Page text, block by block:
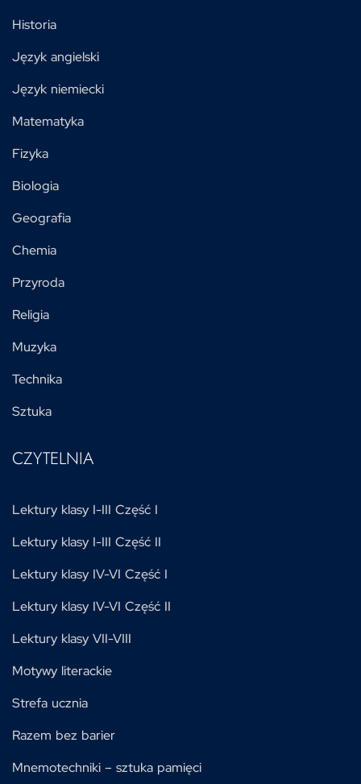
Historia
Język angielski
Język niemiecki
Matematyka
Fizyka
Biologia
Geografia
Chemia
Przyroda
Religia
Muzyka
Technika
Sztuka
CZYTELNIA
Lektury klasy I-III Część I
Lektury klasy I-III Część II
Lektury klasy IV-VI Część I
Lektury klasy IV-VI Część II
Lektury klasy VII-VIII
Motywy literackie
Strefa ucznia
Razem bez barier
Mnemotechniki – sztuka pamięci